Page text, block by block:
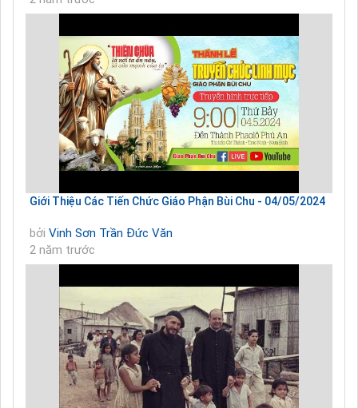
Giới Thiệu Các Tiến Chức Giáo Phận Bùi Chu - 04/05/2024
bởi Vinh Sơn Trần Đức Văn
2 năm trước